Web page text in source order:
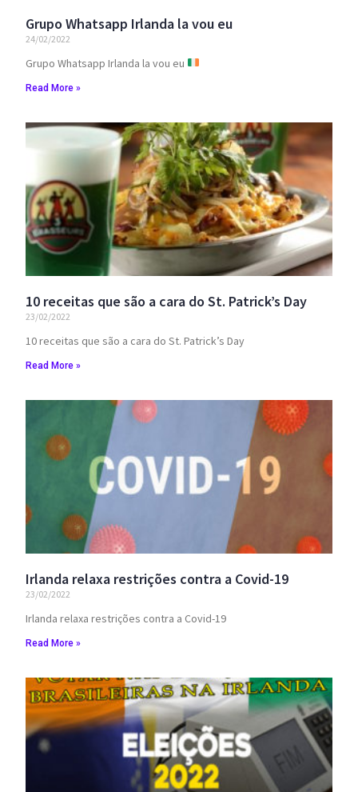
Grupo Whatsapp Irlanda la vou eu
24/02/2022
Grupo Whatsapp Irlanda la vou eu
Read More »
10 receitas que são a cara do St. Patrick’s Day
23/02/2022
10 receitas que são a cara do St. Patrick’s Day
Read More »
Irlanda relaxa restrições contra a Covid-19
23/02/2022
Irlanda relaxa restrições contra a Covid-19
Read More »